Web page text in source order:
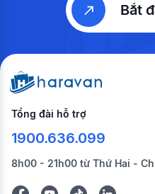
Bắt
Tổng đài hỗ trợ
1900.636.099
8h00 - 21h00 từ Thứ Hai -